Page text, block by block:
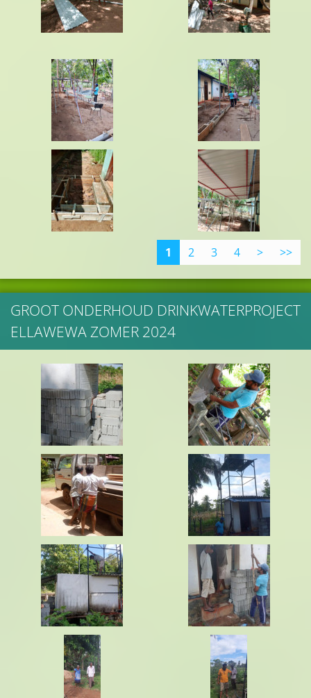
1 2 3 4 > >>
GROOT ONDERHOUD DRINKWATERPROJECT
ELLAWEWA ZOMER 2024